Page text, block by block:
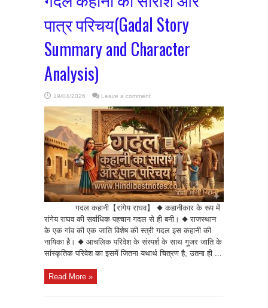
पात्र परिचय(Gadal Story
Summary and Character
Analysis)
19/04/2026 Leave a comment
गदल कहानी【रांगेय राघव】 ◆ कहानीकार के रूप में
रांगेय राघव की सर्वाधिक पहचान गदल से ही बनी। ◆ राजस्थान
के एक गांव की एक जाति विशेष की स्त्री गदल इस कहानी की
नायिका है। ◆ आचलिक परिवेश के संस्पर्श के साथ गूजर जाति के
सांस्कृतिक परिवेश का इसमें जितना यथार्थ चित्रण है, उतना ही ...
Read More »